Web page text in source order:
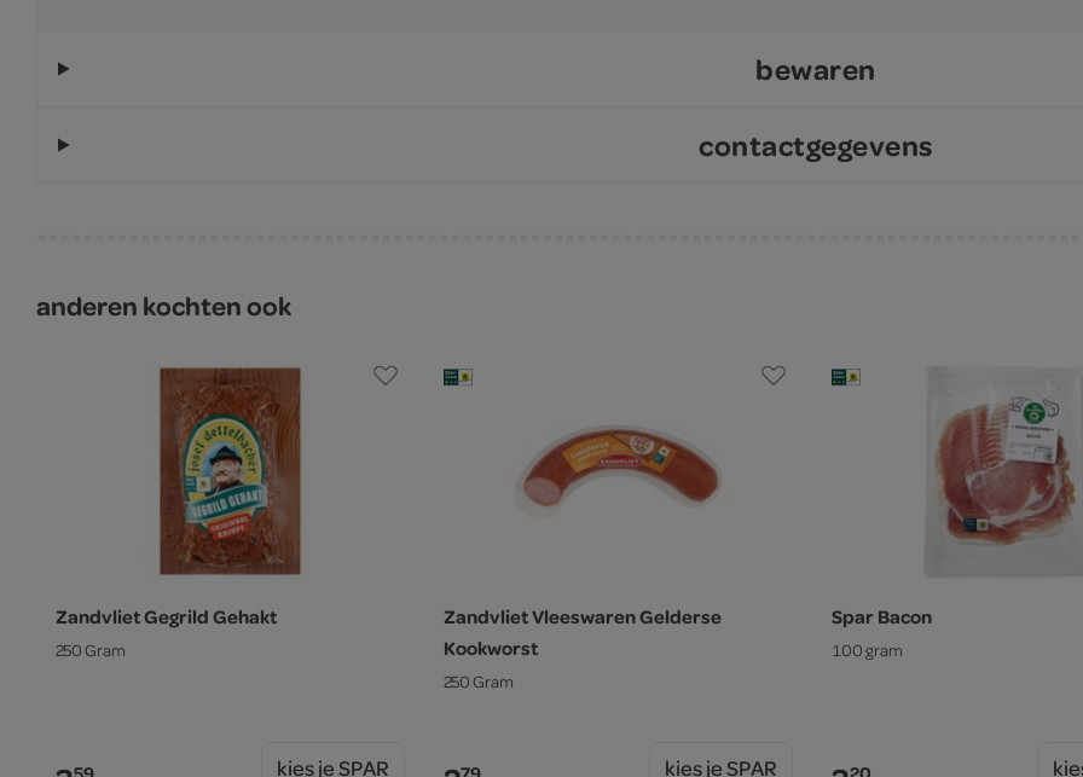
bewaren
contactgegevens
anderen kochten ook
Zandvliet Gegrild Gehakt
250 Gram
59 kies je SPAR
Zandvliet Vleeswaren Gelderse
Kookworst
250 Gram
79 kies je SPAR
Spar Bacon
100 gram
20